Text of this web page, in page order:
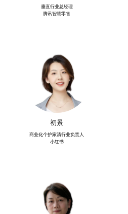
垂直行业总经理
腾讯智慧零售
初景
商业化个护家清行业负责人
小红书